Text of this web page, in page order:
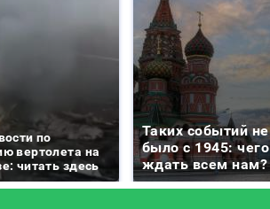
по
вертолета на
читать здесь
Таких событий не
было с 1945: чего
ждать всем нам?